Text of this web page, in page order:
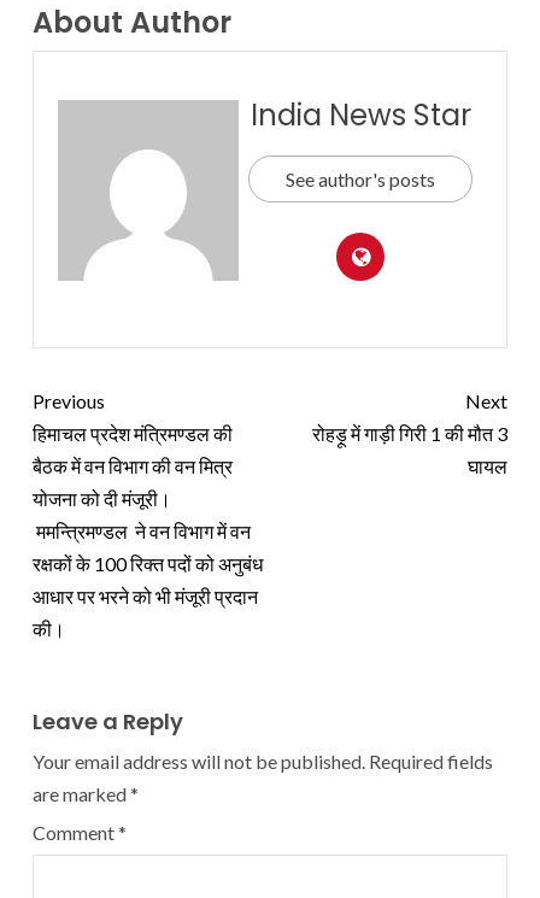
About Author
India News Star
See author's posts
Previous
हिमाचल प्रदेश मंत्रिमण्डल की
बैठक में वन विभाग की वन मित्र
योजना को दी मंजूरी।
ममन्त्रिमण्डल ने वन विभाग में वन
रक्षकों के 100 रिक्त पदों को अनुबंध
आधार पर भरने को भी मंजूरी प्रदान
की।
Next
रोहड़ू में गाड़ी गिरी 1 की मौत 3
घायल
Leave a Reply
Your email address will not be published. Required fields
are marked*
Comment*